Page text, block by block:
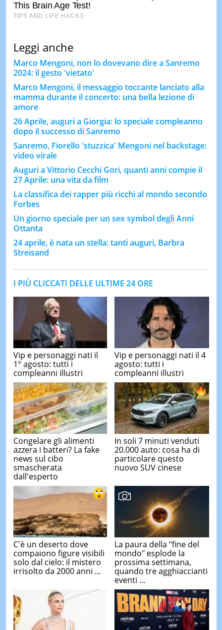
Leggi anche
Marco Mengoni, non lo dovevano dire a Sanremo
2024: il gesto 'vietato'
Marco Mengoni, il messaggio toccante lanciato alla
mamma durante il concerto: una bella lezione di
amore
26 Aprile, auguri a Giorgia: lo speciale compleanno
dopo il successo di Sanremo
Sanremo, Fiorello 'stuzzica' Mengoni nel backstage:
video virale
Auguri a Vittorio Cecchi Gori, quanti anni compie il
27 Aprile: una vita da film
La classifica dei rapper più ricchi al mondo secondo
Forbes
Un giorno speciale per un sex symbol degli Anni
Ottanta
24 aprile, è nata un stella: tanti auguri, Barbra
Streisand
I PIÙ CLICCATI DELLE ULTIME 24 ORE
Vip e personaggi nati il
1° agosto: tutti i
compleanni illustri
Vip e personaggi nati il 4
agosto: tutti i
compleanni illustri
Congelare gli alimenti
azzera i batteri? La fake
news sul cibo
smascherata
dall'esperto
In soli 7 minuti venduti
20.000 auto: cosa ha di
particolare questo
nuovo SUV cinese
C'è un deserto dove
compaiono figure visibili
solo dal cielo: il mistero
irrisolto da 2000 anni ...
La paura della "fine del
mondo" esplode la
prossima settimana,
quando tre agghiaccianti
eventi ...